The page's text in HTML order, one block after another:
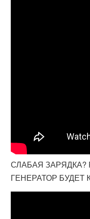
СЛАБАЯ
ГЕНЕРАТОР БУДЕТ